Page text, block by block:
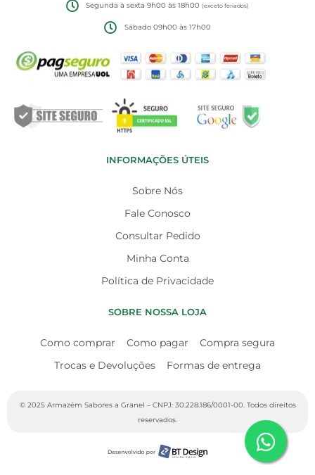
Segunda à sexta 9h00 às 18h00(exceto feriados)
Sábado 09h00 às 17h00
INFORMAÇÕES ÚTEIS
Sobre Nós
Fale Conosco
Consultar Pedido
Minha Conta
Política de Privacidade
SOBRE NOSSA LOJA
Como comprar Como pagar
Compra segura
Trocas e Devoluções
Formas de entrega
© 2025 Armazém Sabores a Granel – CNPJ: 30.228.186/0001-00. Todos direitos
reservados.